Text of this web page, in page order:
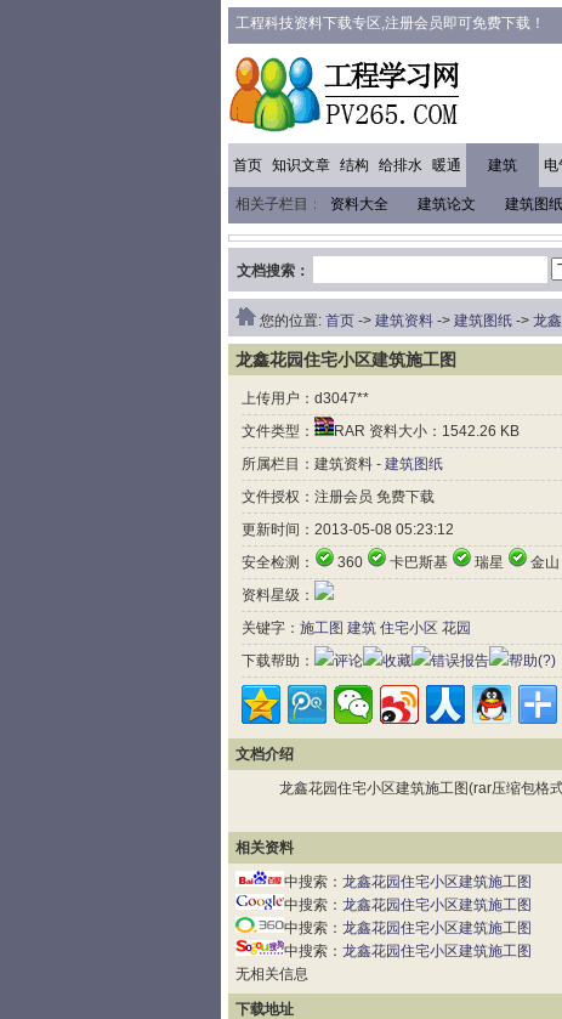
工程科技资料下载专区,注册会员即可免费下载！
首页 知识文章 结构 给排水 暖通 建筑 电
相关子栏目： 资料大全 建筑论文 建筑图纸
文档搜索：
您的位置: 首页 -> 建筑资料 -> 建筑图纸 -> 龙
龙鑫花园住宅小区建筑施工图
上传用户：d3047**
文件类型：
RAR 资料大小：1542.26 KB
所属栏目：建筑资料 - 建筑图纸
文件授权：注册会员 免费下载
更新时间：2013-05-08 05:23:12
安全检测：
360 卡巴斯基 瑞星
金山
资料星级：
关键字： 施工图 建筑 住宅小区 花园
下载帮助：
评论 收藏 错误报告 帮助(?)
文档介绍
龙鑫花园住宅小区建筑施工图(rar压缩包格式
相关资料
中搜索： 龙鑫花园住宅小区建筑施工图
中搜索： 龙鑫花园住宅小区建筑施工图
中搜索： 龙鑫花园住宅小区建筑施工图
中搜索： 龙鑫花园住宅小区建筑施工图
无相关信息
下载地址